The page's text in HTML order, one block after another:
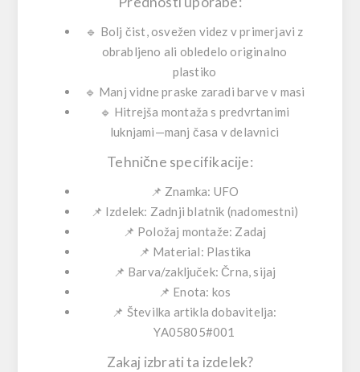
🔹 Bolj čist, osvežen videz v primerjavi z
obrabljeno ali obledelo originalno
plastiko
🔹 Manj vidne praske zaradi barve v masi
🔹 Hitrejša montaža s predvrtanimi
luknjami—manj časa v delavnici
Tehnične specifikacije:
📌 Znamka: UFO
📌 Izdelek: Zadnji blatnik (nadomestni)
📌 Položaj montaže: Zadaj
📌 Material: Plastika
📌 Barva/zaključek: Črna, sijaj
📌 Enota: kos
📌 Številka artikla dobavitelja:
YA05805#001
Zakaj izbrati ta izdelek?